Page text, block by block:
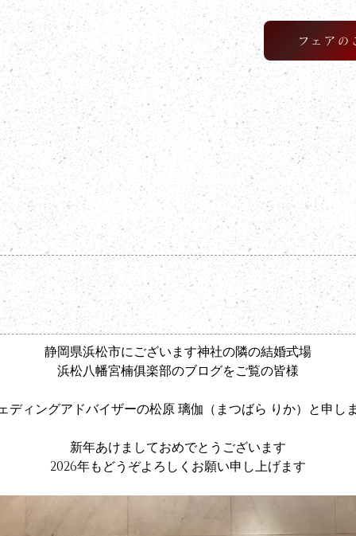
フェアの
BLOG
とうございます
静岡県浜松市にございます神社の隣の結婚式場
浜松八幡宮楠俱楽部のブログをご覧の皆様
ディングアドバイザーの松原 璃伽（まつばら りか）と申し
新年あけましておめでとうございます
2026年もどうぞよろしくお願い申し上げます